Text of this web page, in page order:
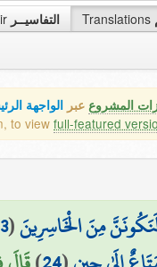
التفاسيــر Translations
المشروع عبر الواجهة
to view full-featured
لَنَكُونَنَّ مِنَ الْخَاسِرِينَ(